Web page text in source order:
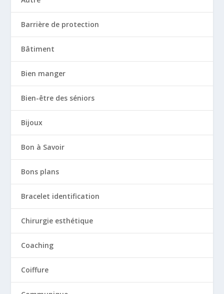
Barrière de protection
Bâtiment
Bien manger
Bien-être des séniors
Bijoux
Bon à Savoir
Bons plans
Bracelet identification
Chirurgie esthétique
Coaching
Coiffure